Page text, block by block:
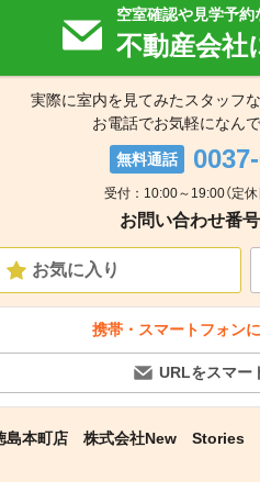
空室確認や見学予約
不動産会社
実際に室内を見てみたスタッフ
お電話でお気軽になん
無料通話
受付：10:00～19:00（定
お問い合わせ番
お気に入り
携帯・スマートフォン
URLをスマー
島本町店 株式会社New Stories